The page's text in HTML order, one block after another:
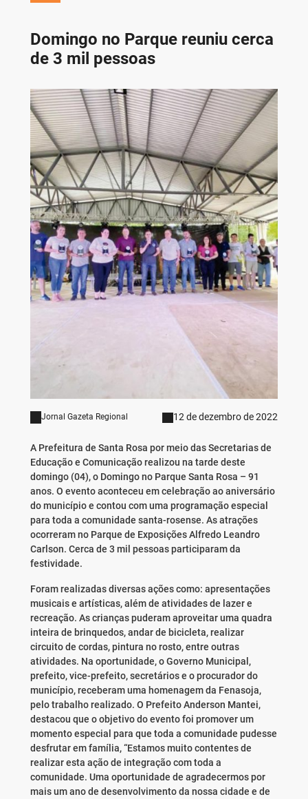
Domingo no Parque reuniu cerca
de 3 mil pessoas
Jornal Gazeta Regional 12 de dezembro de 2022
A Prefeitura de Santa Rosa por meio das Secretarias de
Educação e Comunicação realizou na tarde deste
domingo (04), o Domingo no Parque Santa Rosa – 91
anos. O evento aconteceu em celebração ao aniversário
do município e contou com uma programação especial
para toda a comunidade santa-rosense. As atrações
ocorreram no Parque de Exposições Alfredo Leandro
Carlson. Cerca de 3 mil pessoas participaram da
festividade.
Foram realizadas diversas ações como: apresentações
musicais e artísticas, além de atividades de lazer e
recreação. As crianças puderam aproveitar uma quadra
inteira de brinquedos, andar de bicicleta, realizar
circuito de cordas, pintura no rosto, entre outras
atividades. Na oportunidade, o Governo Municipal,
prefeito, vice-prefeito, secretários e o procurador do
município, receberam uma homenagem da Fenasoja,
pelo trabalho realizado. O Prefeito Anderson Mantei,
destacou que o objetivo do evento foi promover um
momento especial para que toda a comunidade pudesse
desfrutar em família, “Estamos muito contentes de
realizar esta ação de integração com toda a
comunidade. Uma oportunidade de agradecermos por
mais um ano de desenvolvimento da nossa cidade e de